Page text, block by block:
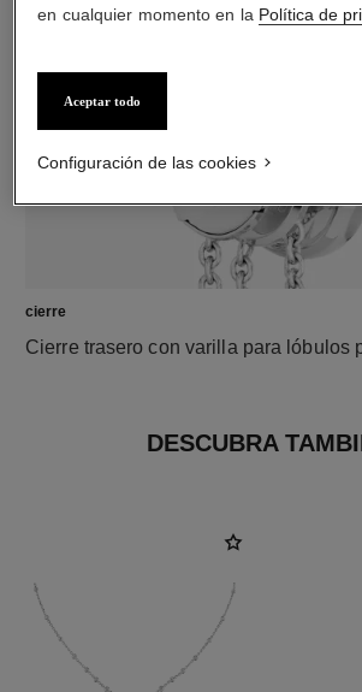
Oro blanco de 18 quilates
cierre
Cierre trasero con varilla para lóbulos
DESCUBRA
en cualquier momento en la Política de
Aceptar todo
Configuración de las cookies